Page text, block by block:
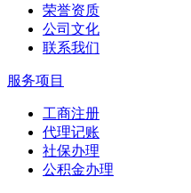
荣誉资质
公司文化
联系我们
服务项目
工商注册
代理记账
社保办理
公积金办理